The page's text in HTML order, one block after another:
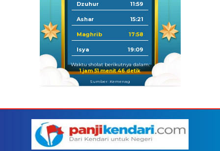
Dzuhur 11:59
Ashar 15:21
Maghrib 17:58
Isya 19:09
Waktu sholat berikutnya dalam:
1 jam 51 menit 46 detik
Sumber: Kemenag